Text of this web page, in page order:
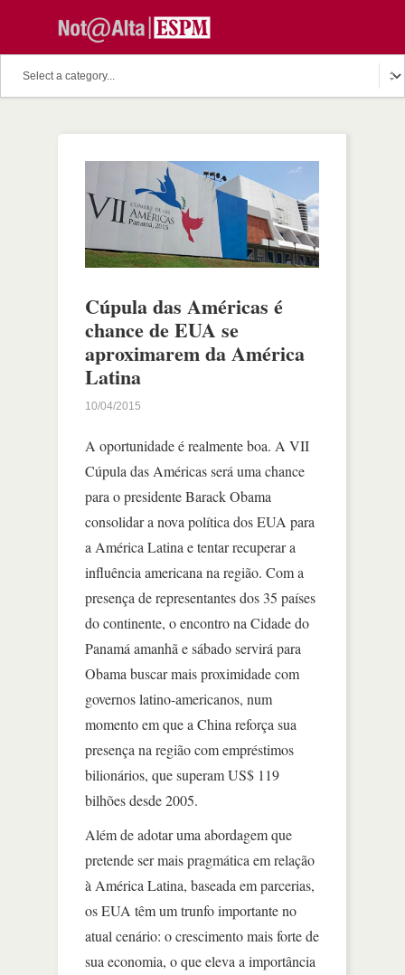
Cúpula das Américas é
chance de EUA se
aproximarem da América
Latina
10/04/2015
A oportunidade é realmente boa. A VII
Cúpula das Américas será uma chance
para o presidente Barack Obama
consolidar a nova política dos EUA para
a América Latina e tentar recuperar a
influência americana na região. Com a
presença de representantes dos 35 países
do continente, o encontro na Cidade do
Panamá amanhã e sábado servirá para
Obama buscar mais proximidade com
governos latino-americanos, num
momento em que a China reforça sua
presença na região com empréstimos
bilionários, que superam US$ 119
bilhões desde 2005.
Além de adotar uma abordagem que
pretende ser mais pragmática em relação
à América Latina, baseada em parcerias,
os EUA têm um trunfo importante no
atual cenário: o crescimento mais forte de
sua economia, o que eleva a importância